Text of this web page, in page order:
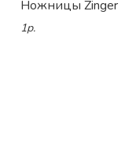
Ножницы Zinger
1р.